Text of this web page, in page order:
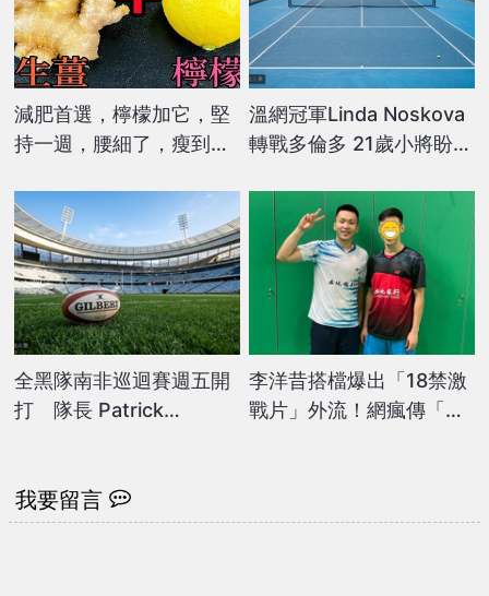
減肥首選，檸檬加它，堅
持一週，腰細了，瘦到你
溫網冠軍Linda Noskova
轉戰多倫多 21歲小將盼迎
全黑隊南非巡迴賽週五開
打 隊長 Patrick
李洋昔搭檔爆出「18禁激
戰片」外流！網瘋傳「全
我要留言